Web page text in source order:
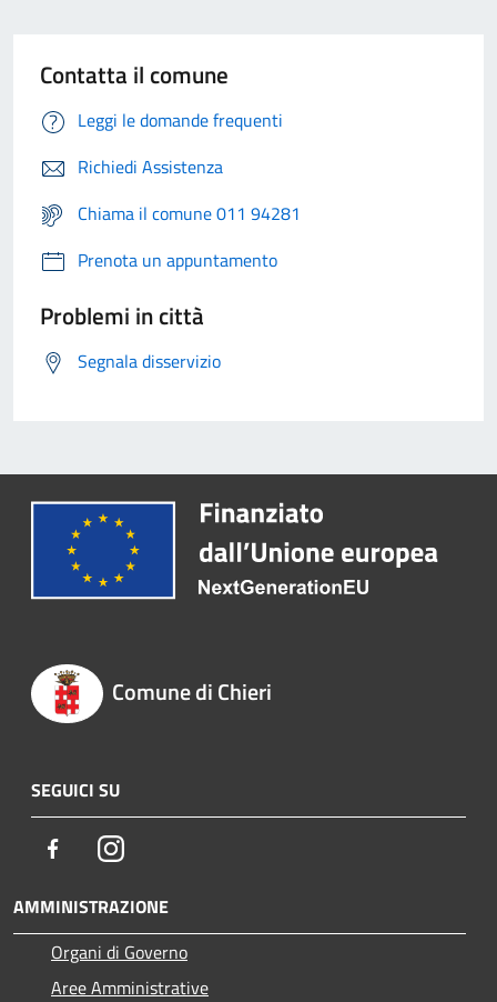
Contatta il comune
Leggi le domande frequenti
Richiedi Assistenza
Chiama il comune 011 94281
Prenota un appuntamento
Problemi in città
Segnala disservizio
Comune di Chieri
SEGUICI SU
FacebookInstagram
AMMINISTRAZIONE
Organi di Governo
Aree Amministrative